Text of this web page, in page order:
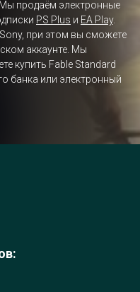
продаём электронные
PS Plus и EA Play.
при этом вы сможете
аккаунте. Мы
купить Fable Standard
банка или электронный